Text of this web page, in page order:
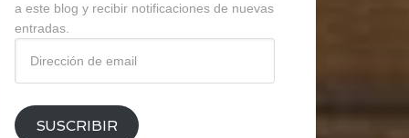
a este blog y recibir notificaciones de nuevas
entradas.
email
SUSCRIBIR